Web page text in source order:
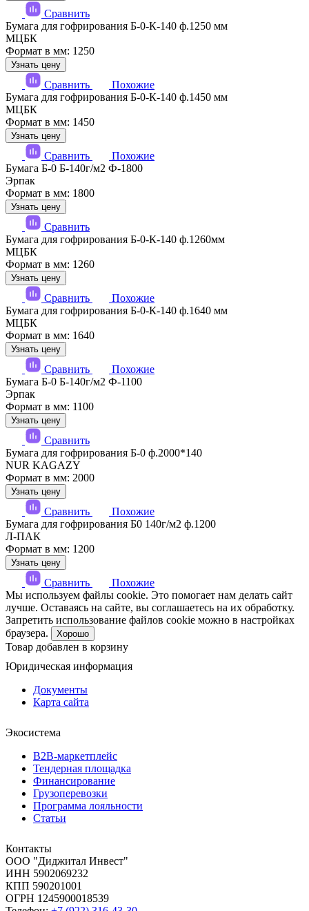
Сравнить
Бумага для гофрирования Б-0-К-140 ф.1250 мм
МЦБК
Формат в мм: 1250
Узнать цену
Сравнить
Похожие
Бумага для гофрирования Б-0-К-140 ф.1450 мм
МЦБК
Формат в мм: 1450
Узнать цену
Сравнить
Похожие
Бумага Б-0 Б-140г/м2 Ф-1800
Эрпак
Формат в мм: 1800
Узнать цену
Сравнить
Бумага для гофрирования Б-0-К-140 ф.1260мм
МЦБК
Формат в мм: 1260
Узнать цену
Сравнить
Похожие
Бумага для гофрирования Б-0-К-140 ф.1640 мм
МЦБК
Формат в мм: 1640
Узнать цену
Сравнить
Похожие
Бумага Б-0 Б-140г/м2 Ф-1100
Эрпак
Формат в мм: 1100
Узнать цену
Сравнить
Бумага для гофрирования Б-0 ф.2000*140
NUR KAGAZY
Формат в мм: 2000
Узнать цену
Сравнить
Похожие
Бумага для гофрирования Б0 140г/м2 ф.1200
Л-ПАК
Формат в мм: 1200
Узнать цену
Сравнить
Похожие
Мы используем файлы cookie. Это помогает нам делать сайт
лучше. Оставаясь на сайте, вы соглашаетесь на их обработку.
Запретить использование файлов cookie можно в настройках
браузера.
Хорошо
Товар добавлен в корзину
Юридическая информация
Документы
Карта сайта
Экосистема
B2B‑маркетплейс
Тендерная площадка
Финансирование
Грузоперевозки
Программа лояльности
Статьи
Контакты
ООО "Диджитал Инвест"
ИНН 5902069232
КПП 590201001
ОГРН 1245900018539